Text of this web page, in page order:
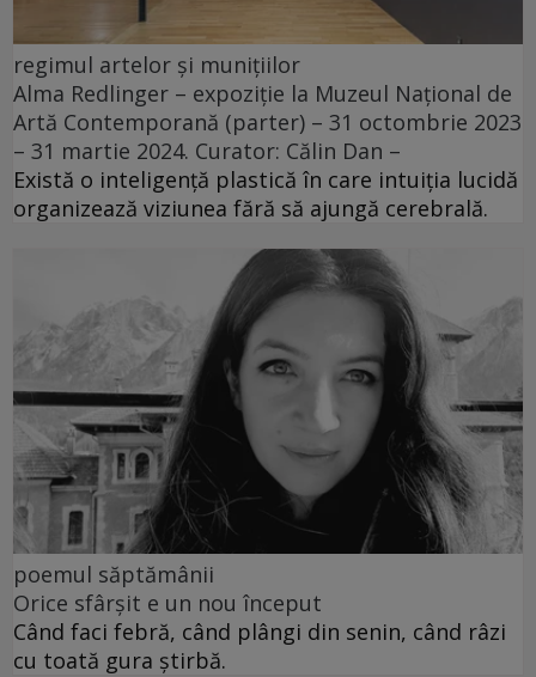
regimul artelor și munițiilor
Alma Redlinger – expoziție la Muzeul Național de
Artă Contemporană (parter) – 31 octombrie 2023
– 31 martie 2024. Curator: Călin Dan –
Există o inteligență plastică în care intuiția lucidă
organizează viziunea fără să ajungă cerebrală.
poemul săptămânii
Orice sfârșit e un nou început
Când faci febră, când plângi din senin, când râzi
cu toată gura știrbă.